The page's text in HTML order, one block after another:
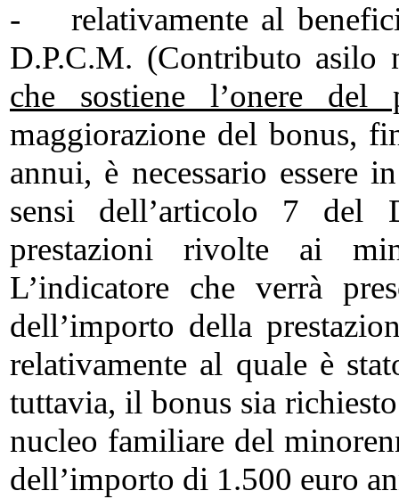
- relativamente al
D.P.C.M. (Contributo asilo
che sostiene l’onere
maggiorazione del bonus,
annui, è necessario essere
sensi dell’articolo 7 del
prestazioni rivolte ai
L’indicatore che verrà
dell’importo della
relativamente al quale è
tuttavia, il bonus sia
nucleo familiare del
dell’importo di 1.500 euro